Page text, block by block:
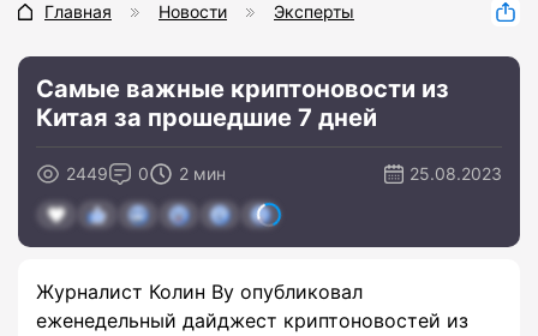
Главная Новости Эксперты
Самые важные криптоновости из
Китая за прошедшие 7 дней
2449 0 2 мин 25.08.2023
Журналист Колин Ву опубликовал
еженедельный дайджест криптоновостей из